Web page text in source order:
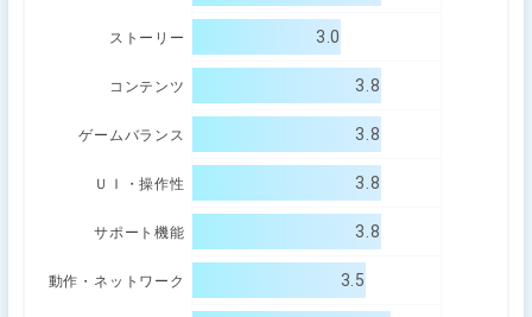
ストーリー 3.0
コンテンツ 3.8
ゲームバランス 3.8
ＵＩ・操作性 3.8
サポート機能 3.8
動作・ネットワーク 3.5